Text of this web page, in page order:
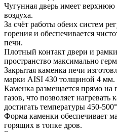
Чугунная дверь имеет
воздуха.
За счёт работы обеих систем
горения и обеспечивается
печи.
Плотный контакт двери и
пространство максимально
Закрытая каменка печи
марки AISI 430 толщиной 4 мм.
Каменка размещается прямо
газов, что позволяет
достигать температуры 450-
Форма каменки обеспечивает
горящих в топке дров.